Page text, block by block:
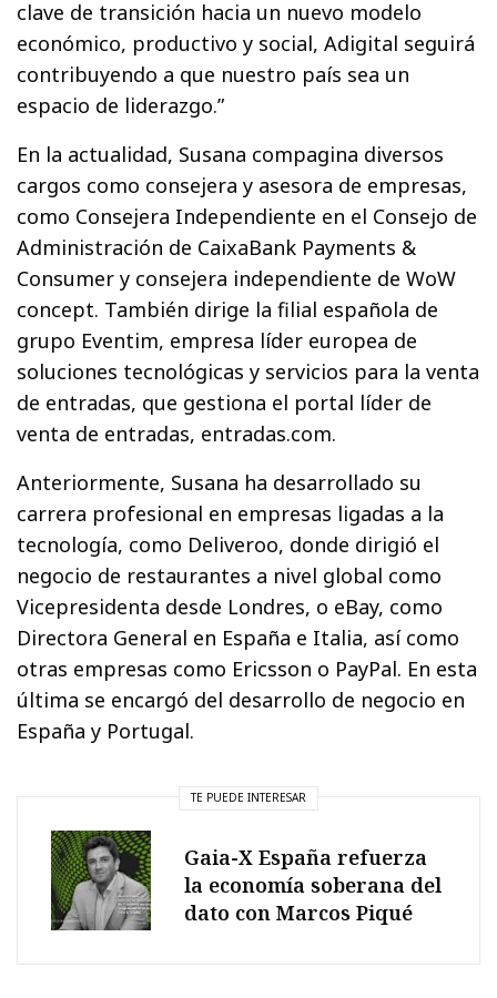
clave de transición hacia un nuevo modelo
económico, productivo y social, Adigital seguirá
contribuyendo a que nuestro país sea un
espacio de liderazgo.”
En la actualidad, Susana compagina diversos
cargos como consejera y asesora de empresas,
como Consejera Independiente en el Consejo de
Administración de CaixaBank Payments &
Consumer y consejera independiente de WoW
concept. También dirige la filial española de
grupo Eventim, empresa líder europea de
soluciones tecnológicas y servicios para la venta
de entradas, que gestiona el portal líder de
venta de entradas, entradas.com.
Anteriormente, Susana ha desarrollado su
carrera profesional en empresas ligadas a la
tecnología, como Deliveroo, donde dirigió el
negocio de restaurantes a nivel global como
Vicepresidenta desde Londres, o eBay, como
Directora General en España e Italia, así como
otras empresas como Ericsson o PayPal. En esta
última se encargó del desarrollo de negocio en
España y Portugal.
TE PUEDE INTERESAR
Gaia-X España refuerza
la economía soberana del
dato con Marcos Piqué